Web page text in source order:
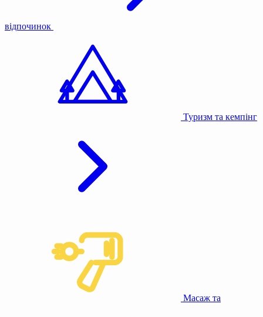
відпочинок
Туризм та кемпінг
Масаж та